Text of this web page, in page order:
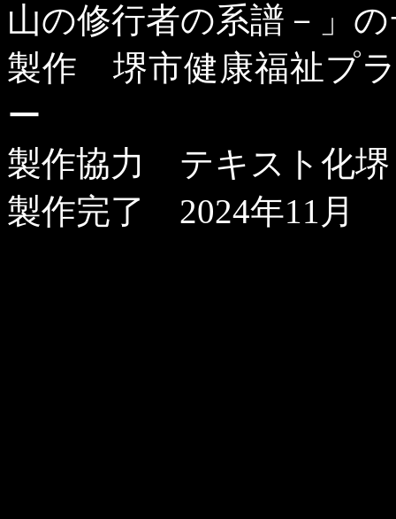
山の修行者の系譜－」
製作 堺市健康福祉プ
ー
製作協力 テキスト化堺
製作完了 2024年11 月